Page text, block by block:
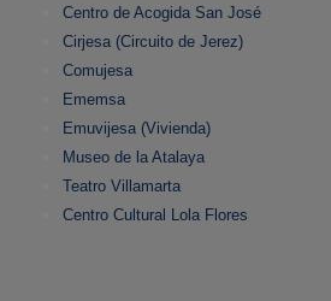
Centro de Acogida San José
Cirjesa (Circuito de Jerez)
Comujesa
Ememsa
Emuvijesa (Vivienda)
Museo de la Atalaya
Teatro Villamarta
Centro Cultural Lola Flores